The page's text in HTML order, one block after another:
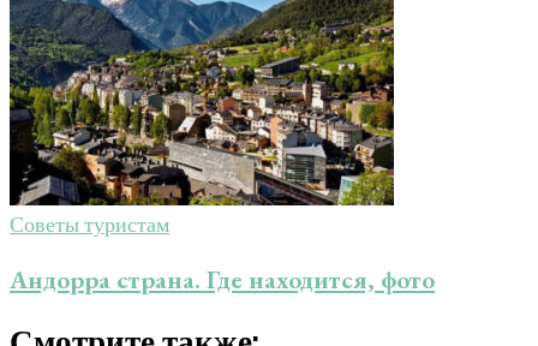
Советы туристам
Андорра страна. Где находится, фото